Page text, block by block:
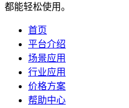
都能轻松使用。
首页
平台介绍
场景应用
行业应用
价格方案
帮助中心